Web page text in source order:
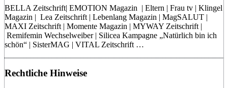
BELLA Zeitschrift| EMOTION Magazin | Eltern | Frau tv | Klingel
Magazin | Lea Zeitschrift | Lebenlang Magazin | MagSALUT |
MAXI Zeitschrift | Momente Magazin | MYWAY Zeitschrift |
Remifemin Wechselweiber | Silicea Kampagne „Natürlich bin ich
schön“ | SisterMAG | VITAL Zeitschrift …
Rechtliche Hinweise